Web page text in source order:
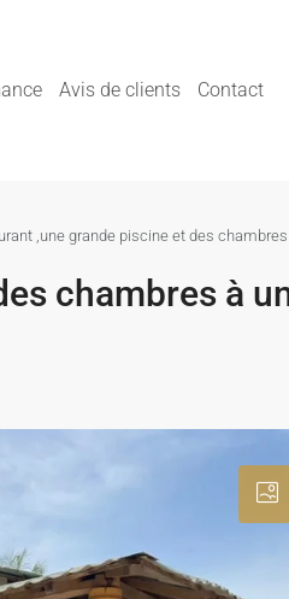
Avis de clients Contact
,une grande piscine et des
chambres à